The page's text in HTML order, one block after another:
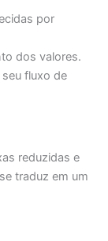
por
dos valores.
fluxo de
reduzidas e
traduz em um